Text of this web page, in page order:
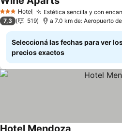
3 Estrellas
Hotel Estética sencilla y con
7,3 519 a 7.0 km de: Aeropuerto
Seleccioná las fechas para ver
precios exactos
Hotel Mendoza